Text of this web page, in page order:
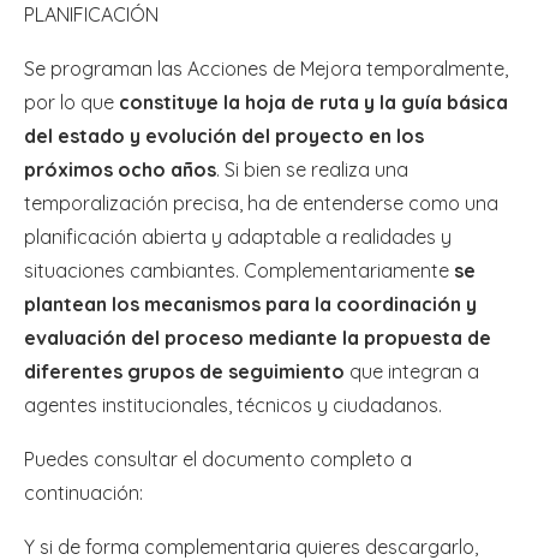
PLANIFICACIÓN
Se programan las Acciones de Mejora temporalmente,
por lo que constituye la hoja de ruta y la guía básica
del estado y evolución del proyecto en los
próximos ocho años. Si bien se realiza una
temporalización precisa, ha de entenderse como una
planificación abierta y adaptable a realidades y
situaciones cambiantes. Complementariamente se
plantean los mecanismos para la coordinación y
evaluación del proceso mediante la propuesta de
diferentes grupos de seguimiento que integran a
agentes institucionales, técnicos y ciudadanos.
Puedes consultar el documento completo a
continuación:
Y si de forma complementaria quieres descargarlo,